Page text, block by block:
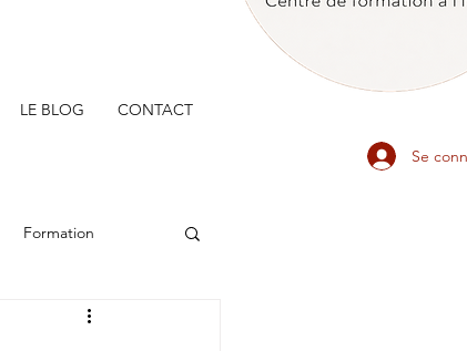
Se
LE BLOG CONTACT
Formation